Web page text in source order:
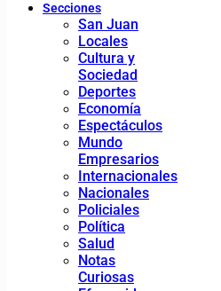
Secciones
San Juan
Locales
Cultura y
Sociedad
Deportes
Economía
Espectáculos
Mundo
Empresarios
Internacionales
Nacionales
Policiales
Política
Salud
Notas
Curiosas